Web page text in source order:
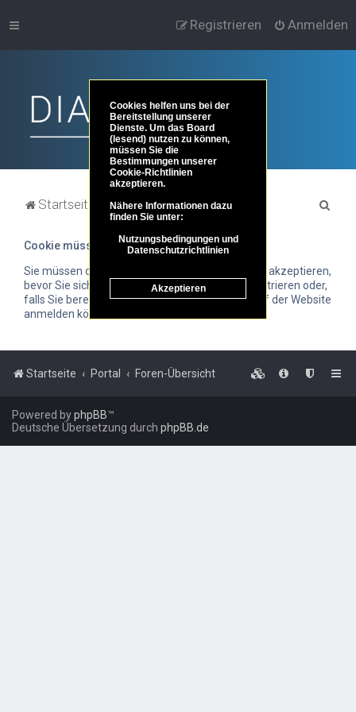
Anmelden
Registrieren
Startseite Portal Foren-Übersicht
Cookie müssen akzeptiert werden
Sie müssen die Cookie-Richtlinie von DIA-LOGOS akzeptieren,
bevor Sie sich entweder auf dieser Website registrieren oder,
falls Sie bereits registriert sind, bevor Sie sich auf der Website
anmelden können.
Cookies helfen uns bei der
Bereitstellung unserer
Dienste. Um das Board
(lesend) nutzen zu können,
müssen Sie die
Bestimmungen unserer
Cookie-Richtlinien
akzeptieren.
Nähere Informationen dazu
finden Sie unter:
Nutzungsbedingungen und
Datenschutzrichtlinien
Akzeptieren
Startseite Portal Foren-Übersicht
Powered byphpBB™
Deutsche Übersetzung durch phpBB.de